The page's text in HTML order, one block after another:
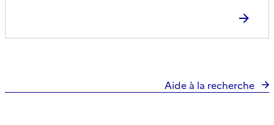
Aide à la recherche